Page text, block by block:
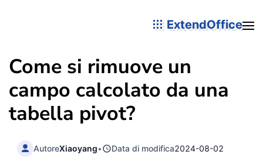
ExtendOffice
Come si rimuove un
campo calcolato da una
tabella pivot?
AutoreXiaoyang• Data di modifica2024-08-02